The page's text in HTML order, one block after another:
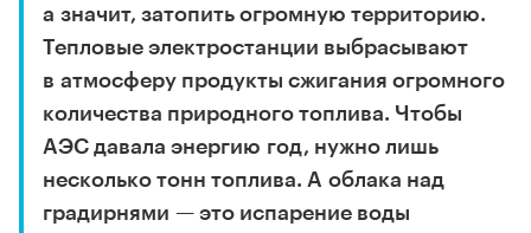
а значит, затопить огромную территорию.
Тепловые электростанции выбрасывают
в атмосферу продукты сжигания огромного
количества природного топлива. Чтобы
АЭС давала энергию год, нужно лишь
несколько тонн топлива. А облака над
градирнями — это испарение воды